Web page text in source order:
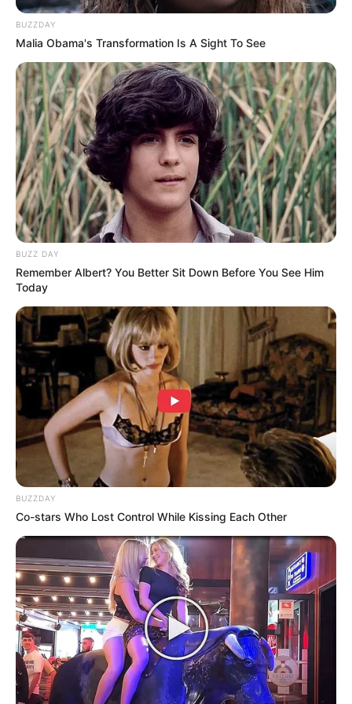
(foto: literarygiftcompany)
10. Membaca buku memang identik banget sih
dengan otak, walaupun kalau dilihat lama-lama
serem tapi menarik perhatian
BUZZDAY
Malia Obama's Transformation Is A Sight To See
BUZZ DAY
Remember Albert? You Better Sit Down Before You See Him
Today
BUZZDAY
Co-stars Who Lost Control While Kissing Each Other